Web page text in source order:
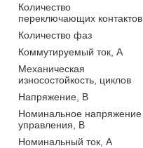
Количество
переключающих контактов
Количество фаз
Коммутируемый ток, А
Механическая
износостойкость, циклов
Напряжение, В
Номинальное напряжение
управления, В
Номинальный ток, А